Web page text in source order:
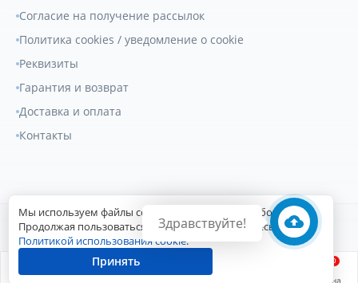
Здравствуйте!
0
Согласие на получение рассылок
Политика cookies / уведомление о cookie
Реквизиты
Гарантия и возврат
Доставка и оплата
Контакты
© 2007-2026Геркулес Трак. Все права защищены.
Сайт разработан Digital-агентством
Мы используем файлы cookie для улучшения работы сайта.
Продолжая пользоваться сайтом, вы соглашаетесь с
Политикой использования cookie.
Принять